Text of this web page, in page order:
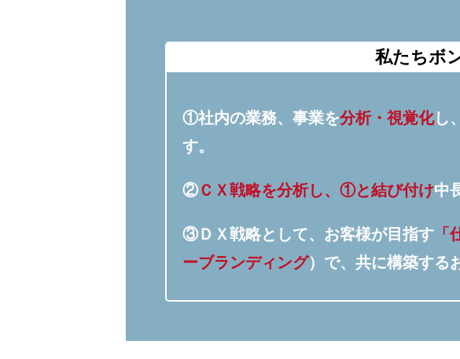
私たちボ
①社内の業務、事業を分析・視覚化し
す。
②ＣＸ戦略を分析し、①と結び付け中
③ＤＸ戦略として、お客様が目指す
ーブランディング）で、共に構築する